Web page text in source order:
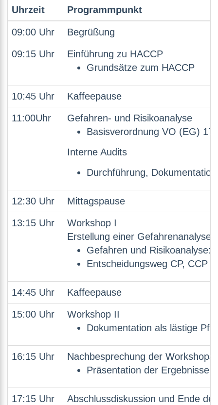
Uhrzeit Programmpunkt
09:00 Uhr Begrüßung
09:15 Uhr
Einführung zu HACCP
Grundsätze zum HACCP
10:45 Uhr Kaffeepause
11:00Uhr
Gefahren- und Risikoanalyse
Basisverordnung VO (EG)
Interne Audits
Durchführung,
12:30 Uhr Mittagspause
13:15 Uhr
Workshop I
Erstellung einer Gefahrenanalyse
Gefahren und Risikoanalyse:
Entscheidungsweg CP, CCP
14:45 Uhr Kaffeepause
15:00 Uhr
Workshop II
Dokumentation als lästige
16:15 Uhr
Nachbesprechung der
Präsentation der Ergebnisse
17:15 Uhr Abschlussdiskussion und Ende